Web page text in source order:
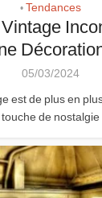
• Tendances
05/03/2024
est de plus en
de nostalgie